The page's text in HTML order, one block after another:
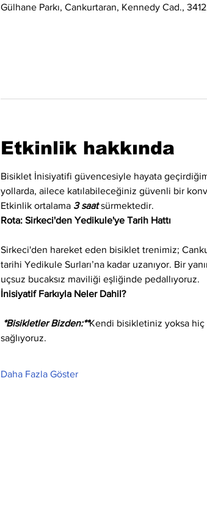
Gülhane Parkı, Cankurtaran, Kennedy Cad.,
Etkinlik hakkında
Bisiklet İnisiyatifi güvencesiyle hayata
yollarda, ailece katılabileceğiniz güvenli bir
Etkinlik ortalama 3 saat sürmektedir.
Rota: Sirkeci'den Yedikule'ye Tarih Hattı
Sirkeci'den hareket eden bisiklet trenimiz;
tarihi Yedikule Surları’na kadar uzanıyor. Bir
uçsuz bucaksız maviliği eşliğinde pedallıyoruz.
İnisiyatif Farkıyla Neler Dahil?
*Bisikletler Bizden:**Kendi bisikletiniz yoksa
sağlıyoruz.
Daha Fazla Göster